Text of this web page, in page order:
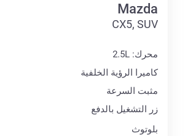
Mazda
CX5, SUV
محرك: 2.5L
كاميرا الرؤية الخلفية
مثبت السرعة
زر التشغيل بالدفع
بلوتوث